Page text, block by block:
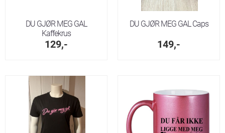
DU GJØR MEG GAL
Kaffekrus
129,-
DU GJØR MEG GAL Caps
149,-